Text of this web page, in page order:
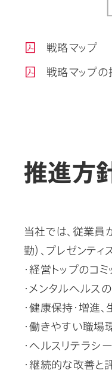
戦略マップ
戦略マップの
推進方
当社では、従業員
勤）、プレゼンテ
・経営トップのコ
・メンタルヘルス
・健康保持・増進
・働きやすい職場
・ヘルスリテラシ
・継続的な改善と